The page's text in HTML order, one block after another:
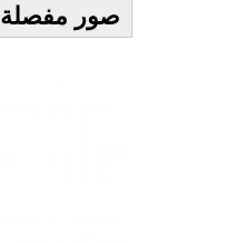
صور مفصلة